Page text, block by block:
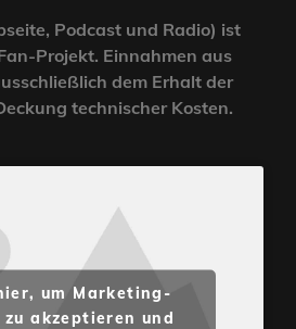
Podcast und Radio) ist
Projekt. Einnahmen aus
dem Erhalt der
technischer Kosten.
um Marketing-
zu akzeptieren und